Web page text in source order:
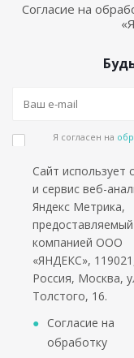
Согласие на
Я согласен на
Подпишитесь на
*работаем
Сайт использует
и сервис веб-
Яндекс Метрика,
предоставляемый
компанией ООО
«ЯНДЕКС»,
Россия, Москва,
Толстого, 16.
Согласие на
обработку